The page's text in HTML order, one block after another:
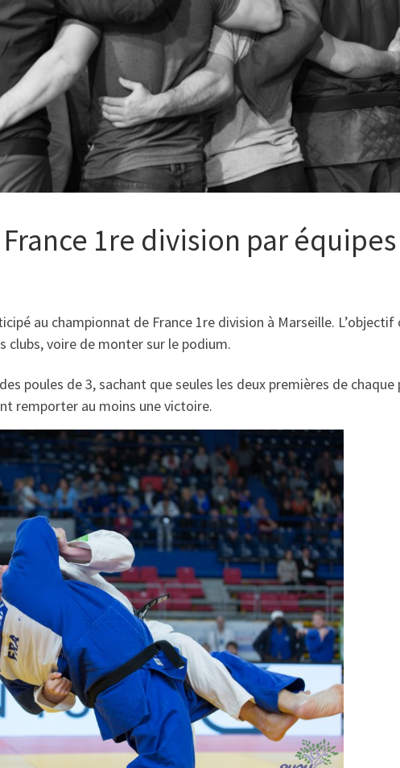
1re division par équipes
au championnat de France 1re division à Marseille.
clubs, voire de monter sur le podium.
poules de 3, sachant que seules les deux premières de
remporter au moins une victoire.